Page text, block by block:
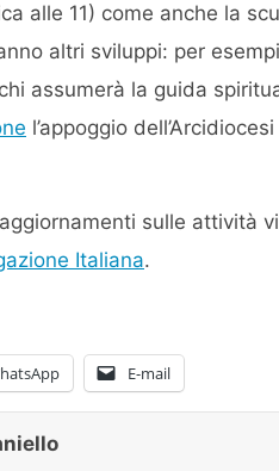
alle 11) come anche la
altri sviluppi: per
assumerà la guida
l’appoggio
sulle attività
Italiana.
E-mail